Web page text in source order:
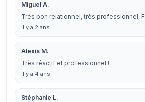
Miguel A.
Très bon relationnel, très professionnel,
il y a 2 ans
Alexis M.
Très réactif et professionnel !
il y a 4 ans
Stéphanie L.